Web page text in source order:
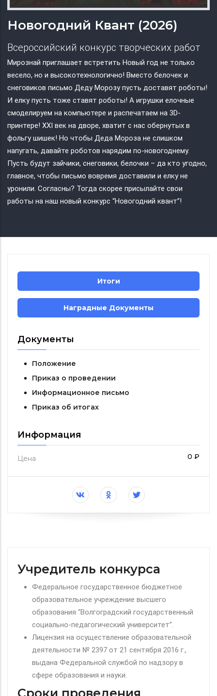
Новогодний Квант (2026)
Всероссийский конкурс творческих работ
Мирознай приглашает встретить Новый год не только
весело, но и высокотехнологично! Вместо белочек и
снеговиков письмо Деду Морозу пусть доставят роботы!
И елку пусть тоже ставят роботы! А игрушки елочные
смоделируем на компьютере и распечатаем на 3D-
принтере! XXI век на дворе, хватит с нас обернутых в
фольгу шишек! Но чтобы Деда Мороза не слишком
напугать, давайте роботов нарядим по-новогоднему.
Пусть будут зайчики, снеговики, белочки – да кто угодно,
главное, чтобы письмо вовремя доставили и елку не
уронили. Согласны? Тогда скорее присылайте свои
работы на наш новый конкурс “Новогодний квант”!
Итоги
Наградные Документы
Документы
Положение
Приказ о проведении
Информационное письмо
Приказ об итогах
Информация
Цена 0 ₽
Учредитель конкурса
Федеральное государственное бюджетное
образовательное учреждение высшего
образования “Волгоградский государственный
социально-педагогический университет”.
Лицензия на осуществление образовательной
деятельности № 2397 от 21 сентября 2016 г.,
выдана Федеральной службой по надзору в
сфере образования и науки.